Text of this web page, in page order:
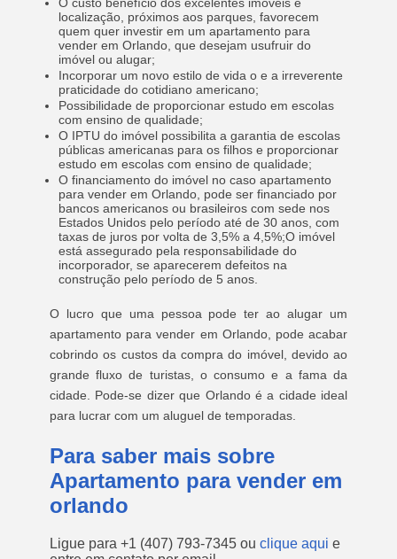
localização, próximos aos parques, favorecem
quem quer investir em um apartamento para
vender em Orlando, que desejam usufruir do
imóvel ou alugar;
Incorporar um novo estilo de vida o e a irreverente
praticidade do cotidiano americano;
Possibilidade de proporcionar estudo em escolas
com ensino de qualidade;
O IPTU do imóvel possibilita a garantia de escolas
públicas americanas para os filhos e proporcionar
estudo em escolas com ensino de qualidade;
O financiamento do imóvel no caso apartamento
para vender em Orlando, pode ser financiado por
bancos americanos ou brasileiros com sede nos
Estados Unidos pelo período até de 30 anos, com
taxas de juros por volta de 3,5% a 4,5%;O imóvel
está assegurado pela responsabilidade do
incorporador, se aparecerem defeitos na
construção pelo período de 5 anos.
O lucro que uma pessoa pode ter ao alugar um
apartamento para vender em Orlando, pode acabar
cobrindo os custos da compra do imóvel, devido ao
grande fluxo de turistas, o consumo e a fama da
cidade. Pode-se dizer que Orlando é a cidade ideal
para lucrar com um aluguel de temporadas.
Para saber mais sobre
Apartamento para vender em
orlando
Ligue para +1 (407) 793-7345 ou clique aqui e